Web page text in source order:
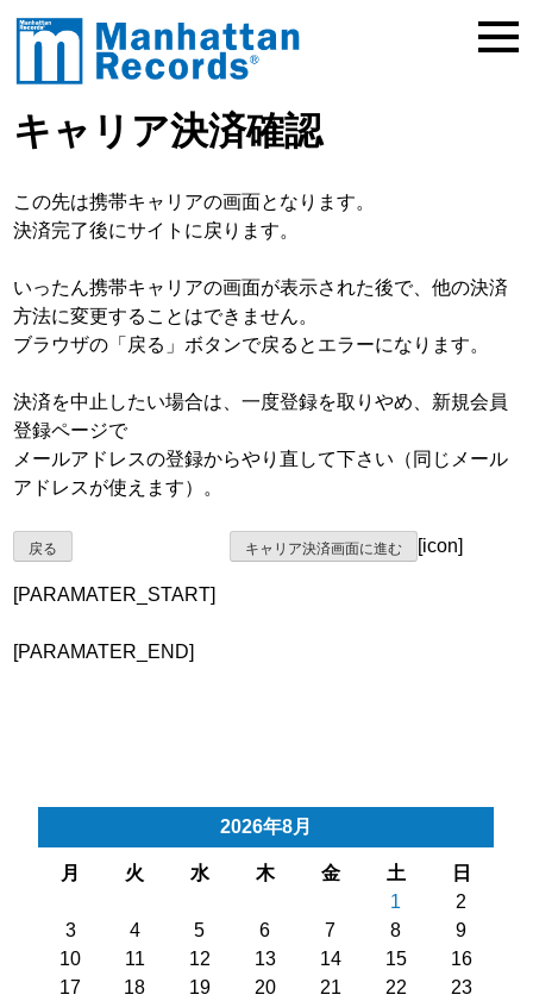
キャリア決済確認
この先は携帯キャリアの画面となります。
決済完了後にサイトに戻ります。
いったん携帯キャリアの画面が表示された後で、他の決済
方法に変更することはできません。
ブラウザの「戻る」ボタンで戻るとエラーになります。
決済を中止したい場合は、一度登録を取りやめ、新規会員
登録ページで
メールアドレスの登録からやり直して下さい（同じメール
アドレスが使えます）。
戻る キャリア決済画面に進む [icon]
[PARAMATER_START]
[PARAMATER_END]
2026年8月
月 火 水 木 金 土 日
1
2
3
4 5 6 7 8
9
10
11 12 13 14 15
16
17
18 19 20 21 22
23